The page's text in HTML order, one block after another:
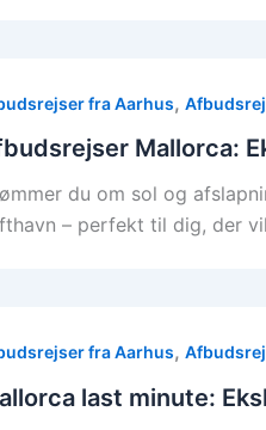
fra Aarhus,
Mallorca:
du om sol og
– perfekt til dig, der
fra Aarhus,
last minute: